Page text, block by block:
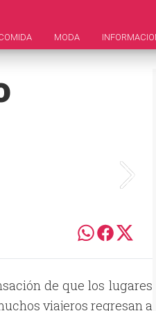
MODA
de que los lugares
viajeros regresan a